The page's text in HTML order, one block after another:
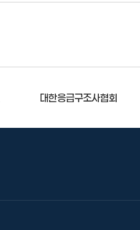
대한응급구조사협회